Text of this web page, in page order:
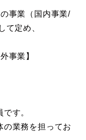
事業（国内事業/
て定め、
事業】
す。
の業務を担ってお